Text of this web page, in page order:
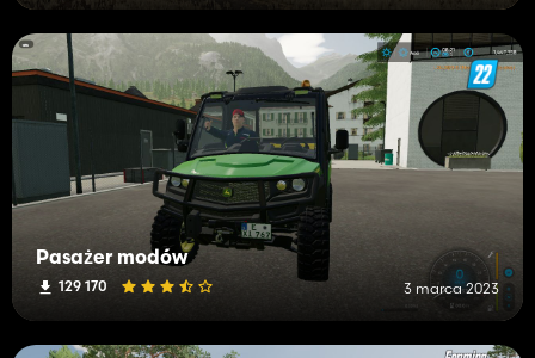
Pasażer modów
129 170 3 marca 2023